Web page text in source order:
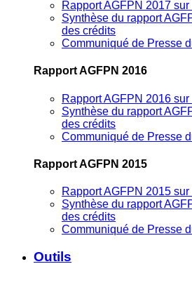
Rapport AGFPN 2017
Synthèse du rapport
des crédits
Communiqué de Presse
Rapport AGFPN 2016
Rapport AGFPN 2016
Synthèse du rapport
des crédits
Communiqué de Presse
Rapport AGFPN 2015
Rapport AGFPN 2015
Synthèse du rapport
des crédits
Communiqué de Presse
Outils